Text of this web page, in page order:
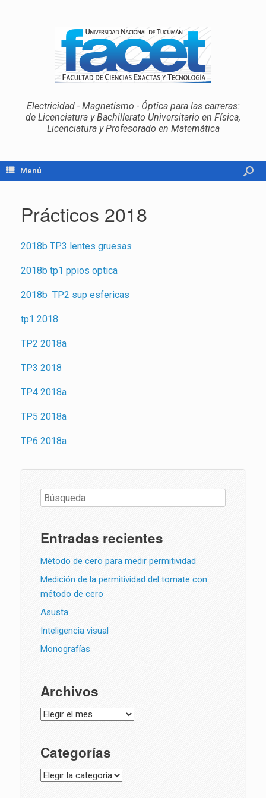
Electricidad - Magnetismo - Óptica para las carreras:
de Licenciatura y Bachillerato Universitario en Física,
Licenciatura y Profesorado en Matemática
Menú
Prácticos 2018
2018b TP3 len­tes grue­sas
2018b tp1 ppios op­ti­ca
2018b TP2 sup es­fe­ri­cas
tp1 2018
TP2 2018a
TP3 2018
TP4 2018a
TP5 2018a
TP6 2018a
Entradas recientes
Método de cero para medir permitividad
Medición de la permitividad del tomate con
método de cero
Asusta
Inteligencia visual
Monografías
Archivos
Archivos
Categorías
Categorías